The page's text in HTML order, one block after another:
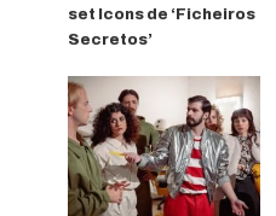
set Icons de ‘Ficheiros
Secretos’